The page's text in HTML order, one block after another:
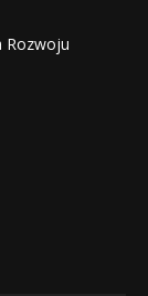
Rozwoju